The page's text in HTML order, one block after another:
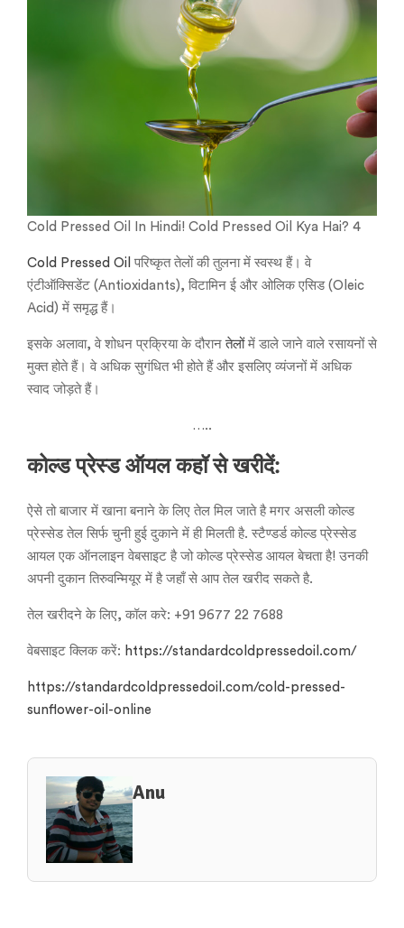
Cold Pressed Oil In Hindi! Cold Pressed Oil Kya Hai? 4
Cold Pressed Oil परिष्कृत तेलों की तुलना में स्वस्थ हैं। वे
एंटीऑक्सिडेंट (Antioxidants), विटामिन ई और ओलिक एसिड (Oleic
Acid) में समृद्ध हैं।
इसके अलावा, वे शोधन प्रक्रिया के दौरानतेलोंमें डाले जाने वाले रसायनों से
मुक्त होते हैं। वे अधिक सुगंधित भी होते हैं और इसलिए व्यंजनों में अधिक
स्वाद जोड़ते हैं।
…..
कोल्ड प्रेस्ड ऑयल कहॉ से खरीदें:
ऐसे तो बाजार में खाना बनाने के लिए तेल मिल जाते है मगर असली कोल्ड
प्रेस्सेड तेल सिर्फ चुनी हुई दुकाने में ही मिलती है. स्टैण्डर्ड कोल्ड प्रेस्सेड
आयल एक ऑनलाइन वेबसाइट है जो कोल्ड प्रेस्सेड आयल बेचता है! उनकी
अपनी दुकान तिरुवन्मियूर में है जहाँ से आप तेल खरीद सकते है.
तेल खरीदने के लिए, कॉल करे: +91 9677 22 7688
वेबसाइट क्लिक करें: https://standardcoldpressedoil.com/
https://standardcoldpressedoil.com/cold-pressed-
sunflower-oil-online
Anu